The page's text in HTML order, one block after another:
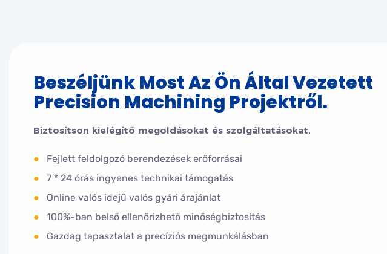
Beszéljünk Most Az Ön Által Vezetett
Precision Machining Projektről.
Biztosítson kielégítő megoldásokat és szolgáltatásokat.
●
Fejlett feldolgozó berendezések erőforrásai
●
7 * 24 órás ingyenes technikai támogatás
●
Online valós idejű valós gyári árajánlat
●
100%-ban belső ellenőrizhető minőségbiztosítás
●
Gazdag tapasztalat a precíziós megmunkálásban